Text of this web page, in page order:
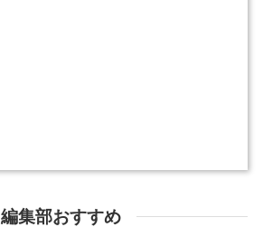
編集部おすすめ